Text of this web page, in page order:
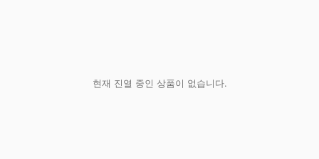
현재 진열 중인 상품이 없습니다.